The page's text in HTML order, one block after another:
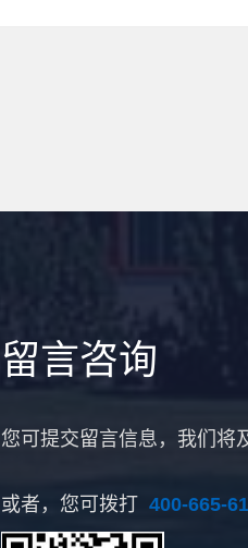
留言咨询
您可提交留言信息，我们将
或者，您可拨打 400-665-